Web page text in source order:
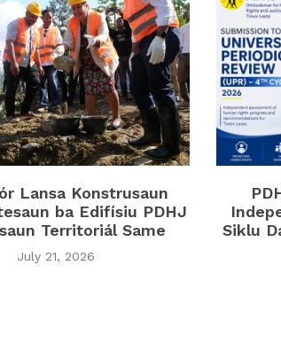
Lansa Konstrusaun
ba Edifísiu PDHJ
Territoriál Same
July 21, 2026
Siklu